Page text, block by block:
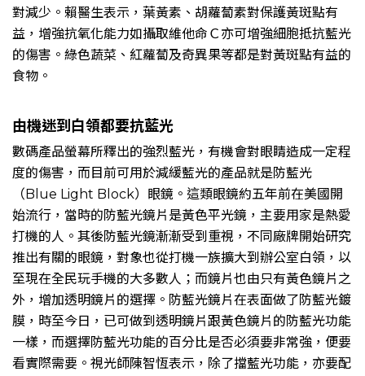
對減少。賴醫生表示，葉黃素、胡蘿蔔素對保護黃斑點有
益，增強抗氧化能力如攝取維他命Ｃ亦可增強細胞抵抗藍光
的傷害。綠色蔬菜、紅蘿蔔及奇異果等都是對黃斑點有益的
食物。
由機迷到白領都要抗藍光
數碼產品螢幕所釋出的強烈藍光，有機會對眼睛造成一定程
度的傷害，而目前可用於減緩藍光的產品就是防藍光
（Blue Light Block）眼鏡。這類眼鏡約五年前在美國開
始流行，當時的防藍光鏡片是黃色平光鏡，主要用家是熱愛
打機的人。其後防藍光鏡漸漸受到重視，不同廠牌開始研究
推出有關的眼鏡，對象也從打機一族擴大到辦公室白領，以
至現在全民玩手機的大多數人；而鏡片也由只有黃色鏡片之
外，增加透明鏡片的選擇。防藍光鏡片在表面做了防藍光鍍
膜，時至今日，已可做到透明鏡片跟黃色鏡片的防藍光功能
一樣，而選擇防藍光功能的百分比是否必須要非常強，便要
看實際需要。視光師陳智恆表示，除了擋藍光功能，亦要配